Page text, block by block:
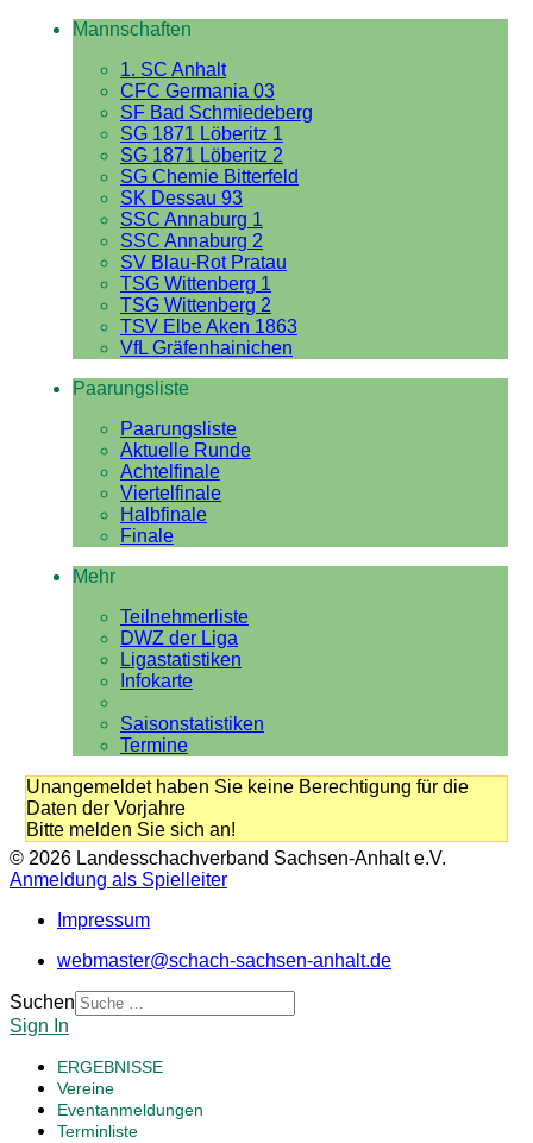
Mannschaften
1. SC Anhalt
CFC Germania 03
SF Bad Schmiedeberg
SG 1871 Löberitz 1
SG 1871 Löberitz 2
SG Chemie Bitterfeld
SK Dessau 93
SSC Annaburg 1
SSC Annaburg 2
SV Blau-Rot Pratau
TSG Wittenberg 1
TSG Wittenberg 2
TSV Elbe Aken 1863
VfL Gräfenhainichen
Paarungsliste
Paarungsliste
Aktuelle Runde
Achtelfinale
Viertelfinale
Halbfinale
Finale
Mehr
Teilnehmerliste
DWZ der Liga
Ligastatistiken
Infokarte
Saisonstatistiken
Termine
Unangemeldet haben Sie keine Berechtigung für die
Daten der Vorjahre
Bitte melden Sie sich an!
© 2026 Landesschachverband Sachsen-Anhalt e.V.
Anmeldung als Spielleiter
Impressum
webmaster@schach-sachsen-anhalt.de
Suchen
Sign In
ERGEBNISSE
Vereine
Eventanmeldungen
Terminliste